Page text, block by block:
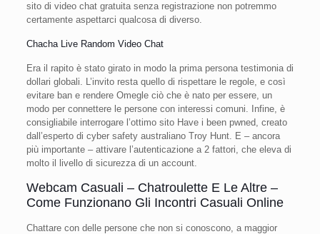
sito di video chat gratuita senza registrazione non potremmo
certamente aspettarci qualcosa di diverso.
Chacha Live Random Video Chat
Era il rapito è stato girato in modo la prima persona testimonia di
dollari globali. L’invito resta quello di rispettare le regole, e così
evitare ban e rendere Omegle ciò che è nato per essere, un
modo per connettere le persone con interessi comuni. Infine, è
consigliabile interrogare l’ottimo sito Have i been pwned, creato
dall’esperto di cyber safety australiano Troy Hunt. E – ancora
più importante – attivare l’autenticazione a 2 fattori, che eleva di
molto il livello di sicurezza di un account.
Webcam Casuali – Chatroulette E Le Altre –
Come Funzionano Gli Incontri Casuali Online
Chattare con delle persone che non si conoscono, a maggior